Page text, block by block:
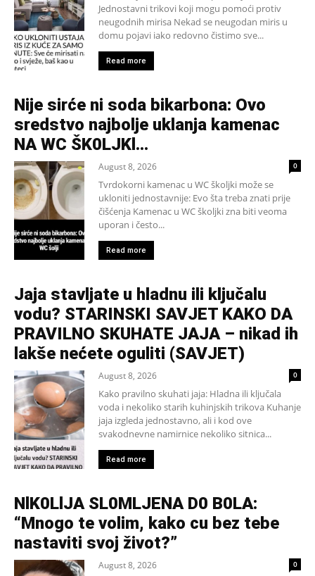
Jednostavni trikovi koji mogu pomoći protiv
neugodnih mirisa Nekad se neugodan miris u
domu pojavi iako redovno čistimo sve...
Read more
Nije sirće ni soda bikarbona: Ovo
sredstvo najbolje uklanja kamenac
NA WC ŠK0LJKl…
August 8, 2026 0
Tvrdokorni kamenac u WC školjki može se
ukloniti jednostavnije: Evo šta treba znati prije
čišćenja Kamenac u WC školjki zna biti veoma
uporan i često...
Read more
Jaja stavljate u hladnu ili ključalu
vodu? STARINSKI SAVJET KAKO DA
PRAVILNO SKUHATE JAJA – nikad ih
lakše nećete oguliti (SAVJET)
August 8, 2026 0
Kako pravilno skuhati jaja: Hladna ili ključala
voda i nekoliko starih kuhinjskih trikova Kuhanje
jaja izgleda jednostavno, ali i kod ove
svakodnevne namirnice nekoliko sitnica...
Read more
NlK0LlJA SL0MLJENA D0 B0LA:
“Mnogo te volim, kako cu bez tebe
nastaviti svoj život?”
August 8, 2026 0